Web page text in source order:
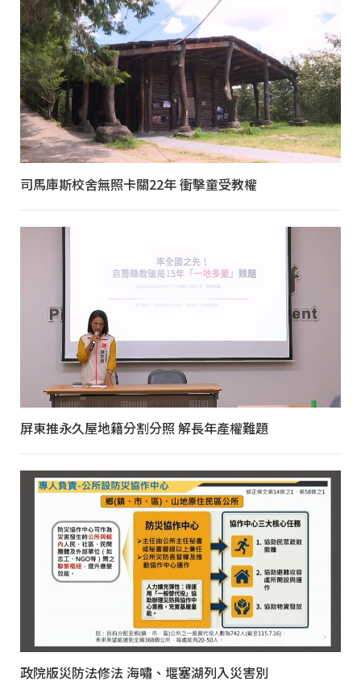
司馬庫斯校舍無照卡關22年 衝擊童受教權
屏東推永久屋地籍分割分照 解長年產權難題
政院版災防法修法 海嘯、堰塞湖列入災害別